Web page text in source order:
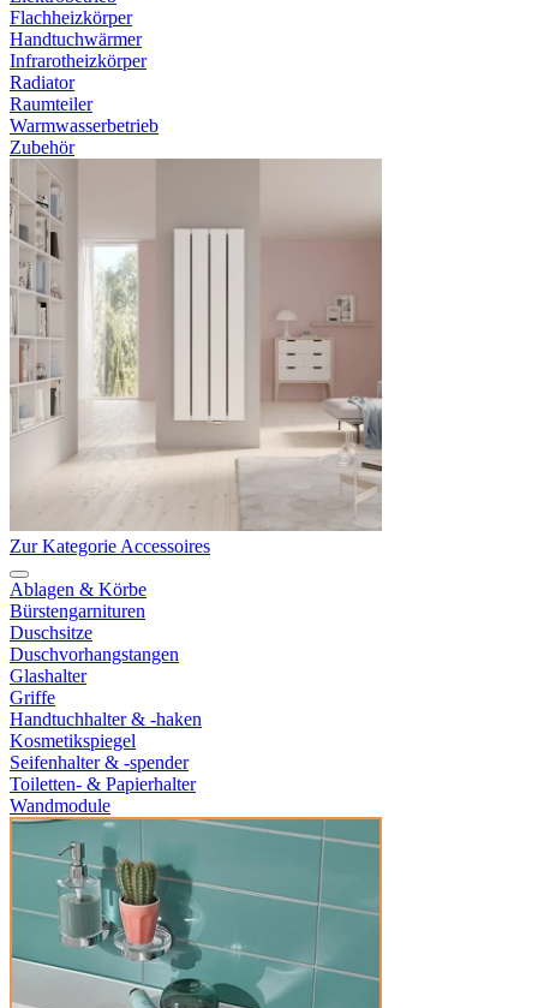
Flachheizkörper
Handtuchwärmer
Infrarotheizkörper
Radiator
Raumteiler
Warmwasserbetrieb
Zubehör
Zur Kategorie Accessoires
Ablagen & Körbe
Bürstengarnituren
Duschsitze
Duschvorhangstangen
Glashalter
Griffe
Handtuchhalter & -haken
Kosmetikspiegel
Seifenhalter & -spender
Toiletten- & Papierhalter
Wandmodule